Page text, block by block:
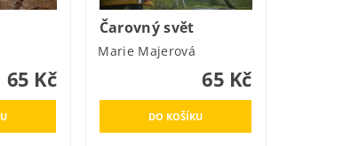
65 Kč
Čarovný svět
Marie Majerová
65 Kč